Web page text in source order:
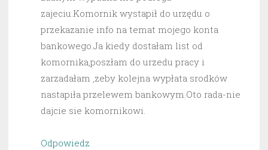
zajeciu.Komornik wystapił do urzędu o
przekazanie info na temat mojego konta
bankowego.Ja kiedy dostałam list od
komornika,poszłam do urzedu pracy i
zarzadałam ,zeby kolejna wypłata srodków
nastapiła przelewem bankowym.Oto rada-nie
dajcie sie komornikowi.
Odpowiedz